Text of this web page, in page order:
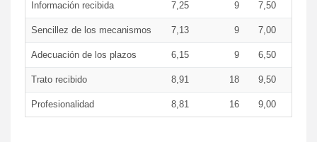
Información recibida 7,25 9 7,50
Sencillez de los mecanismos 7,13 9 7,00
Adecuación de los plazos 6,15 9 6,50
Trato recibido 8,91 18 9,50
Profesionalidad 8,81 16 9,00